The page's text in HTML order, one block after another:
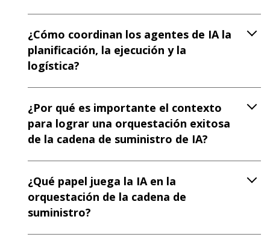
¿Cómo coordinan los agentes de IA la
planificación, la ejecución y la
logística?
¿Por qué es importante el contexto
para lograr una orquestación exitosa
de la cadena de suministro de IA?
¿Qué papel juega la IA en la
orquestación de la cadena de
suministro?